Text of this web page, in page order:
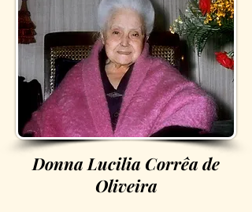
Donna Lucilia Corrêa de
Oliveira